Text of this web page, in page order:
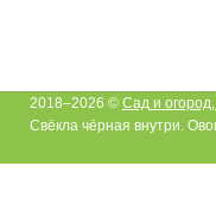
2018–2026 © Сад и
Свёкла чёрная внутри.